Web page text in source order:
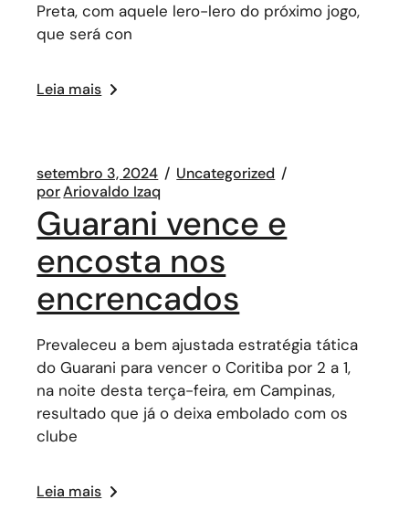
Preta, com aquele lero-lero do próximo jogo,
que será con
Leia mais
setembro 3, 2024
Uncategorized
porAriovaldo Izaq
Guarani vence e
encosta nos
encrencados
Prevaleceu a bem ajustada estratégia tática
do Guarani para vencer o Coritiba por 2 a 1,
na noite desta terça-feira, em Campinas,
resultado que já o deixa embolado com os
clube
Leia mais